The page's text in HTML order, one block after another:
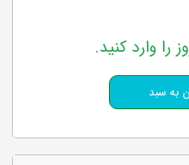
را وارد کنید.